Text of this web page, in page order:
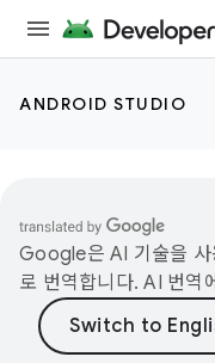
ANDROID STUDIO
Google은 AI 기술을 사
로 번역합니다. AI 번역